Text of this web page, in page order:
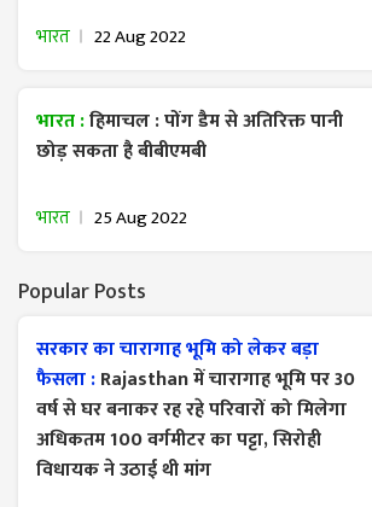
भारत 22 Aug 2022
भारत :हिमाचल : पोंग डैम से अतिरिक्त पानी
छोड़ सकता है बीबीएमबी
भारत 25 Aug 2022
Popular Posts
सरकार का चारागाह भूमि को लेकर बड़ा
फैसला :Rajasthan में चारागाह भूमि पर 30
वर्ष से घर बनाकर रह रहे परिवारों को मिलेगा
अधिकतम 100 वर्गमीटर का पट्टा, सिरोही
विधायक ने उठाई थी मांग